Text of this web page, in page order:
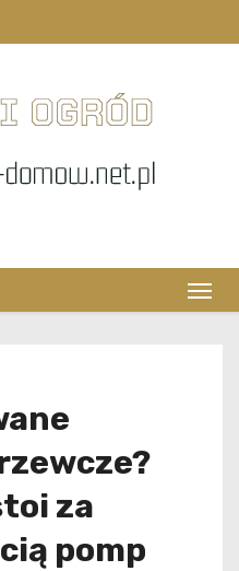
za
pomp